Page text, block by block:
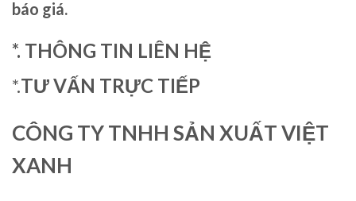
báo giá.
*. THÔNG TIN LIÊN HỆ
*.TƯ VẤN TRỰC TIẾP
CÔNG TY TNHH SẢN XUẤT VIỆT
XANH